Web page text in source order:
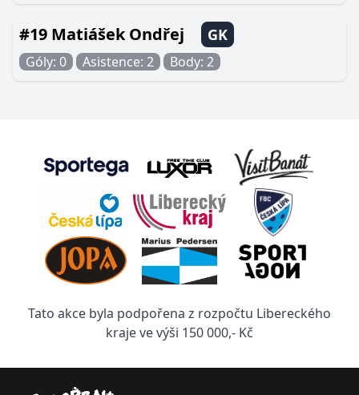
#19 Matiášek Ondřej GK
Góly: 0 Asistence: 2 Body: 2
Tato akce byla podpořena z rozpočtu Libereckého
kraje ve výši 150 000,- Kč